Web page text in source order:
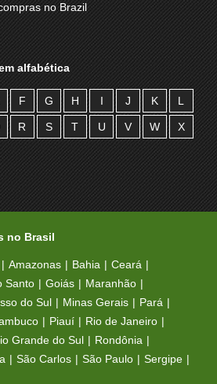
no Brazil
alfabética
F G H I J K L
R S T U V W X
no Brasil
Amazonas Bahia
Ceará
Santo Goiás
Maranhão
do Sul Minas Gerais
Pará
Piauí
Rio de Janeiro
Grande do Sul
Rondônia
São Carlos São Paulo
Sergipe